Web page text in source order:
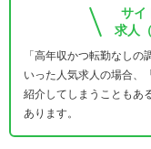
サイ
求人
「高年収かつ転勤なし
いった人気求人の場合、
紹介してしまうこともあ
あります。